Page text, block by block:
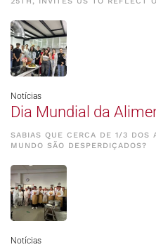
Notícias
Dia Mundial da
SABIAS QUE CERCA DE 1/3 DOS
MUNDO SÃO DESPERDIÇADOS?
Notícias